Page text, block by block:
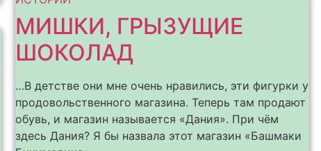
МИШКИ, ГРЫЗУЩИЕ
ШОКОЛАД
…В детстве они мне очень нравились, эти фигурки у
продовольственного магазина. Теперь там продают
обувь, и магазин называется «Дания». При чём
здесь Дания? Я бы назвала этот магазин «Башмаки